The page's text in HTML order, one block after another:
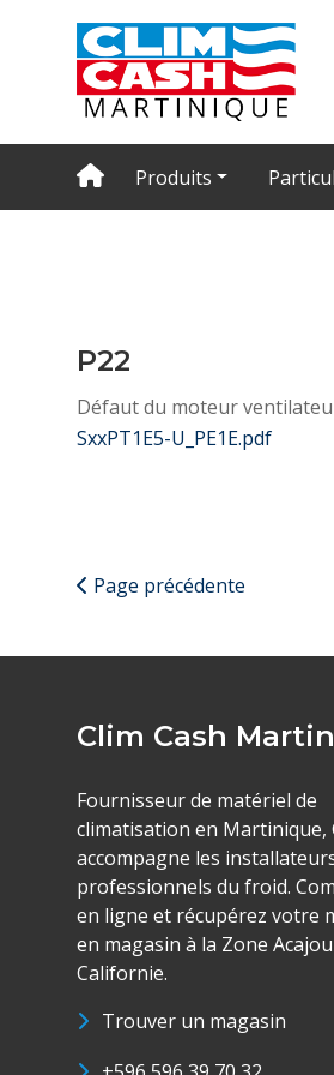
Produits
P22
Défaut du moteur
SxxPT1E5-U_PE1E.pdf
Page précédente
Clim Cash
Fournisseur de matériel de
climatisation en Martinique,
accompagne les
professionnels du froid.
en ligne et récupérez votre
en magasin à la Zone Acajou
Californie.
Trouver un magasin